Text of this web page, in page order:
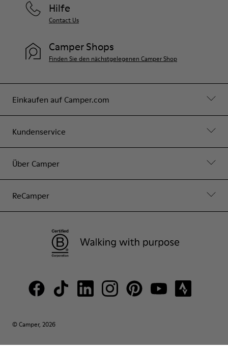
Einkaufen auf Camper.com
Kundenservice
Über Camper
ReCamper
Hilfe
Contact Us
Camper Shops
Finden Sie den nächstgelegenen Camper Shop
© Camper, 2026